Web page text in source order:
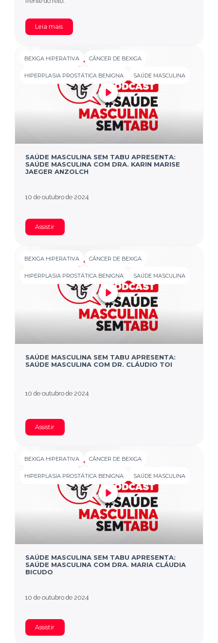
Leia mais
BEXIGA HIPERATIVA CÂNCER DE BEXIGA
HIPERPLASIA PROSTÁTICA BENIGNA SAÚDE MASCULINA
SAÚDE MASCULINA SEM TABU APRESENTA:
SAÚDE MASCULINA COM DRA. KARIN MARISE
JAEGER ANZOLCH
10 de outubro de 2024
Assistir
BEXIGA HIPERATIVA CÂNCER DE BEXIGA
HIPERPLASIA PROSTÁTICA BENIGNA SAÚDE MASCULINA
SAÚDE MASCULINA SEM TABU APRESENTA:
SAÚDE MASCULINA COM DR. CLÁUDIO TOI
10 de outubro de 2024
Assistir
BEXIGA HIPERATIVA CÂNCER DE BEXIGA
HIPERPLASIA PROSTÁTICA BENIGNA SAÚDE MASCULINA
SAÚDE MASCULINA SEM TABU APRESENTA:
SAÚDE MASCULINA COM DRA. MARIA CLÁUDIA
BICUDO
10 de outubro de 2024
Assistir